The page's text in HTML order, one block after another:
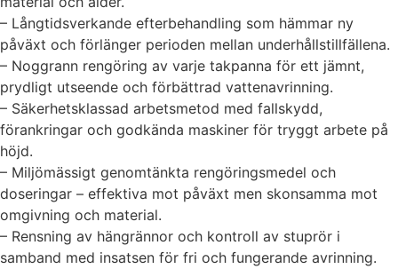
– Långtidsverkande efterbehandling som hämmar ny
påväxt och förlänger perioden mellan underhållstillfällena.
– Noggrann rengöring av varje takpanna för ett jämnt,
prydligt utseende och förbättrad vattenavrinning.
– Säkerhetsklassad arbetsmetod med fallskydd,
förankringar och godkända maskiner för tryggt arbete på
höjd.
– Miljömässigt genomtänkta rengöringsmedel och
doseringar – effektiva mot påväxt men skonsamma mot
omgivning och material.
– Rensning av hängrännor och kontroll av stuprör i
samband med insatsen för fri och fungerande avrinning.